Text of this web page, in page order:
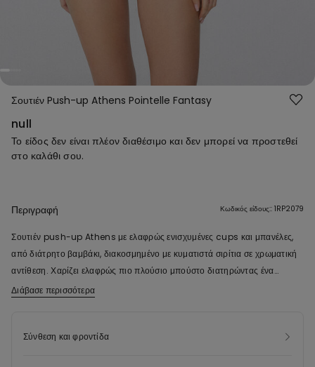
Σουτιέν Push-up Athens Pointelle Fantasy
null
Το είδος δεν είναι πλέον διαθέσιμο και δεν μπορεί να προστεθεί
στο καλάθι σου.
Περιγραφή Κωδικός είδους:: 1RP2079
Σουτιέν push-up Athens με ελαφρώς ενισχυμένες cups και μπανέλες,
από διάτρητο βαμβάκι, διακοσμημένο με κυματιστά σιρίτια σε χρωματική
αντίθεση. Χαρίζει ελαφρώς πιο πλούσιο μπούστο διατηρώντας ένα
φυσικό αποτέλεσμα. Οι τιράντες είναι ρυθμιζόμενες και το κούμπωμα στην
μπορεί να διαφέρουν, ώστε να εξασφαλίζεται καλύτερη εφαρμογή και
Διάβασε περισσότερα
Σύνθεση και φροντίδα